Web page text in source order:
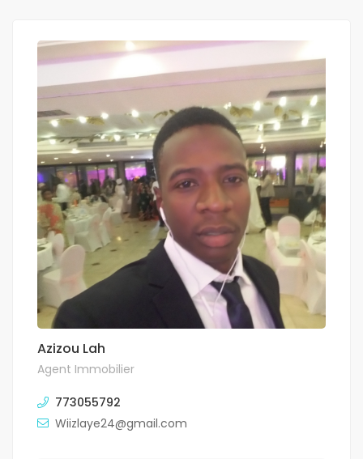
Azizou Lah
Agent Immobilier
773055792
Wiizlaye24@gmail.com